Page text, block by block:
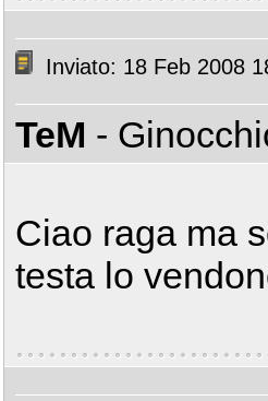
Inviato: 18 Feb 2008
TeM -
Ciao raga ma
testa lo